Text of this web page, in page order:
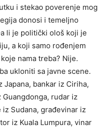
i stekao poverenje mog
donosi i temeljno
li je politički ološ koji je
a koji samo rođenjem
nama treba? Nije.
ukloniti sa javne scene.
bankar iz Ciriha,
rudar iz
Sudana, građevinar iz
iz Kuala Lumpura, vinar